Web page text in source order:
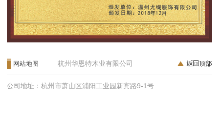
网站地图 杭州华恩特木业有限公司
公司地址：杭州市萧山区浦阳工业园新宾路9-1号